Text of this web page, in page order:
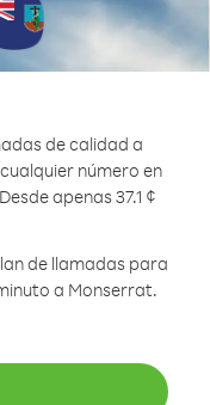
de calidad a
número en
apenas 37.1 ¢
de llamadas para
a Monserrat.